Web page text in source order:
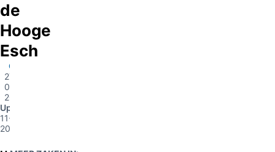
Cold Cases
de
Hooge
Esch
Oosterwolde
27-
09-
2013
Update
11-04-
2014